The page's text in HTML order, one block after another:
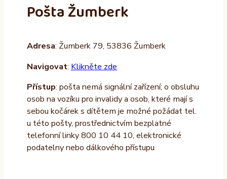
Pošta Žumberk
Adresa: Žumberk 79, 53836 Žumberk
Navigovat: Klikněte zde
Přístup: pošta nemá signální zařízení; o obsluhu
osob na vozíku pro invalidy a osob, které mají s
sebou kočárek s dítětem je možné požádat tel.
u této pošty, prostřednictvím bezplatné
telefonní linky 800 10 44 10, elektronické
podatelny nebo dálkového přístupu